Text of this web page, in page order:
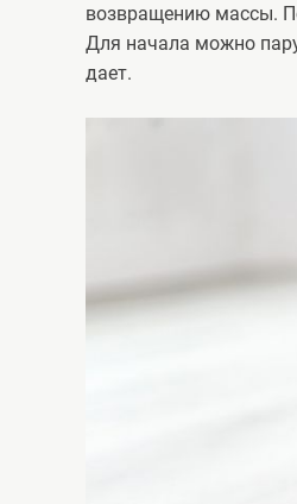
возвращению массы.
Для начала можно
дает.